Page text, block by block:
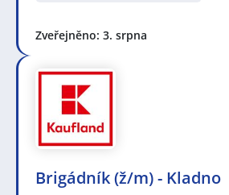
Zveřejněno: 3. srpna
Brigádník (ž/m) - Kladno